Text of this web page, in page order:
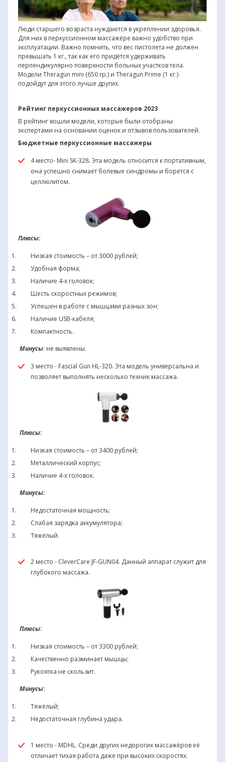
Люди старшего возраста нуждаются в укреплении здоровья.
Для них в перкуссионном массажёре важно удобство при
эксплуатации. Важно помнить, что вес пистолета не должен
превышать 1 кг., так как его придётся удерживать
перпендикулярно поверхности больных участков тела.
Модели Theragun mini (650 гр.) и Theragun Prime (1 кг.)
подойдут для этого лучше других.
Рейтинг перкуссионных массажеров 2023
В рейтинг вошли модели, которые были отобраны
экспертами на основании оценок и отзывов пользователей.
Бюджетные перкуссионные массажеры
4 место- Mini SK-328. Эта модель относится к портативным,
она успешно снимает болевые синдромы и борется с
целлюлитом.
Плюсы:
Низкая стоимость – от 3000 рублей;
Удобная форма;
Наличие 4-х головок;
Шесть скоростных режимов;
Успешен в работе с мышцами разных зон;
Наличие USB-кабеля;
Компактность.
Минусы: не выявлены.
3 место - Fascial Gun HL-320. Эта модель универсальна и
позволяет выполнять несколько техник массажа.
Плюсы:
Низкая стоимость – от 3400 рублей;
Металлический корпус;
Наличие 4-х головок.
Минусы:
Недостаточная мощность;
Слабая зарядка аккумулятора;
Тяжёлый.
2 место - CleverCare JF-GUN04. Данный аппарат служит для
глубокого массажа.
Плюсы:
Низкая стоимость – от 3300 рублей;
Качественно разминает мышцы;
Рукоятка не скользит.
Минусы:
Тяжёлый;
Недостаточная глубина удара.
1 место - MDHL. Среди других недорогих массажёров её
отличает тихая работа даже при высоких скоростях.